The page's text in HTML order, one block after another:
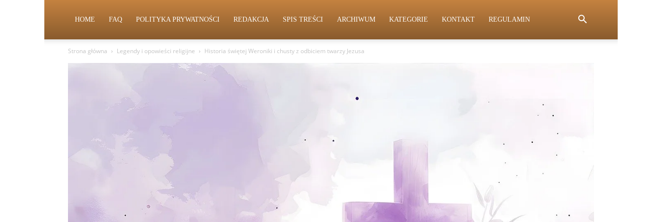
HOME FAQ POLITYKA PRYWATNOŚCI REDAKCJA SPIS TREŚCI ARCHIWUM KATEGORIE KONTAKT REGULAMIN
Strona główna Legendy i opowieści religijne Historia świętej Weroniki i chusty z odbiciem twarzy Jezusa